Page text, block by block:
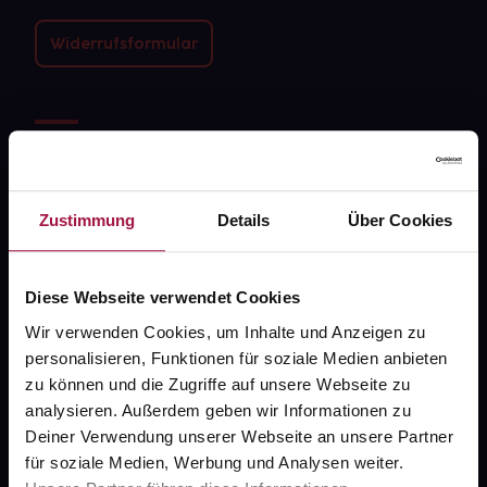
Zustimmung Details Über Cookies
Diese Webseite verwendet Cookies
Wir verwenden Cookies, um Inhalte und Anzeigen zu
personalisieren, Funktionen für soziale Medien anbieten
zu können und die Zugriffe auf unsere Webseite zu
analysieren. Außerdem geben wir Informationen zu
Deiner Verwendung unserer Webseite an unsere Partner
für soziale Medien, Werbung und Analysen weiter.
Widerrufsformular
Über uns
Karriere
PAYBACK
gesund-versorger.de
Sanitätshäuser
Datenschutz